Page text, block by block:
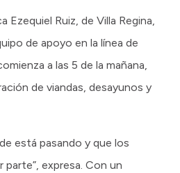
Ezequiel Ruiz, de Villa Regina,
de apoyo en la línea de
a las 5 de la mañana,
de viandas, desayunos y
está pasando y que los
expresa. Con un